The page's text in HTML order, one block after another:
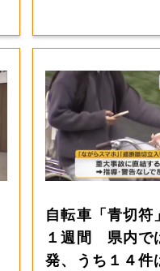
自転車「青切符
１週間 県内で
発、うち１４件